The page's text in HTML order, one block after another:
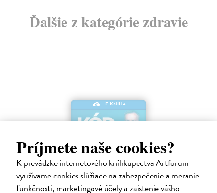
Príjmete naše cookies?
K prevádzke internetového kníhkupectva Artforum
využívame cookies slúžiace na zabezpečenie a meranie
funkčnosti, marketingové účely a zaistenie vášho
Ďalšie z kategórie zdravie
E-KNIHA